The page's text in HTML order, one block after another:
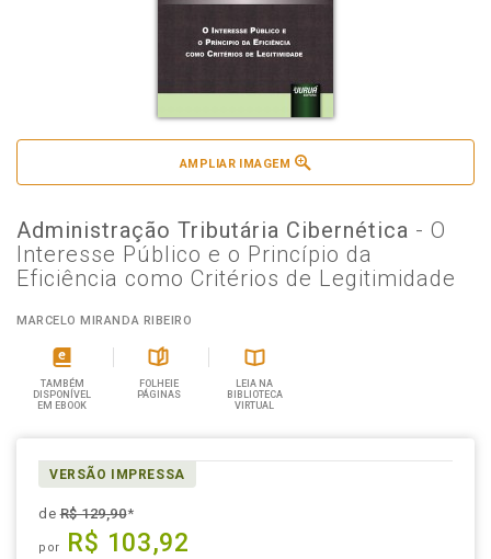
AMPLIAR IMAGEM
Administração Tributária Cibernética - O
Interesse Público e o Princípio da
Eficiência como Critérios de Legitimidade
MARCELO MIRANDA RIBEIRO
TAMBÉM
DISPONÍVEL
EM EBOOK
FOLHEIE
PÁGINAS
LEIA NA
BIBLIOTECA
VIRTUAL
VERSÃO IMPRESSA
deR$ 129,90*
por R$ 103,92